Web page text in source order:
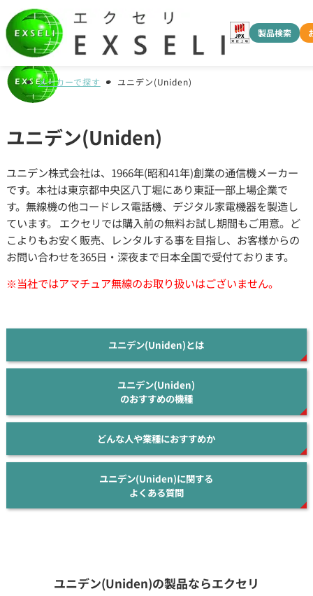
製品検索
メーカーで探す ユニデン(Uniden)
ユニデン(Uniden)
ユニデン株式会社は、1966年(昭和41年)創業の通信機メーカー
です。本社は東京都中央区八丁堀にあり東証一部上場企業で
す。無線機の他コードレス電話機、デジタル家電機器を製造し
ています。 エクセリでは購入前の無料お試し期間もご用意。ど
こよりもお安く販売、レンタルする事を目指し、お客様からの
お問い合わせを365日・深夜まで日本全国で受付ております。
※当社ではアマチュア無線のお取り扱いはございません。
ユニデン(Uniden)とは
ユニデン(Uniden)
のおすすめの機種
どんな人や業種におすすめか
ユニデン(Uniden)に関する
よくある質問
ユニデン(Uniden)の製品ならエクセリ